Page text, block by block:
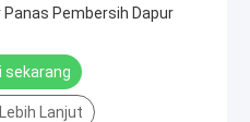
Panas Pembersih Dapur
sekarang
Lanjut